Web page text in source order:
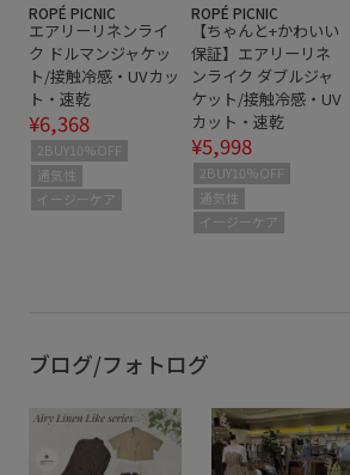
ROPÉ PICNIC
エアリーリネンライ
ク ドルマンジャケッ
ト/接触冷感・UVカッ
ト・速乾
¥6,368
2BUY10%OFF
通気性
イージーケア
ROPÉ PICNIC
【ちゃんと+かわいい
保証】エアリーリネ
ンライク ダブルジャ
ケット/接触冷感・UV
カット・速乾
¥5,998
2BUY10%OFF
通気性
イージーケア
ブログ/フォトログ